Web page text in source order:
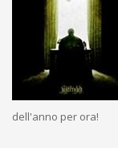
dell'anno per ora!